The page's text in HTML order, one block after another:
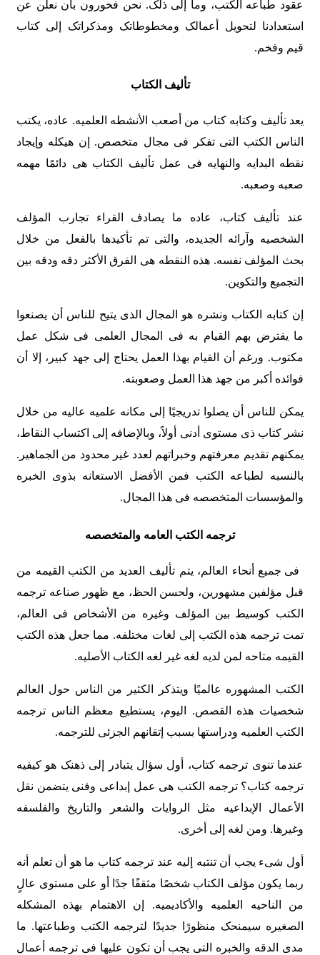
عقود طباعه الکتب، وما إلى ذلک. نحن فخورون بأن نعلن عن
استعدادنا لتحویل أعمالک ومخطوطاتک ومذکراتک إلى کتاب
قیم وفخم.
تألیف الکتاب
یعد تألیف وکتابه کتاب من أصعب الأنشطه العلمیه. عاده، یکتب
الناس الکتب التی تفکر فی مجال متخصص. إن هیکله وإیجاد
نقطه البدایه والنهایه فی عمل تألیف الکتاب هی دائمًا مهمه
صعبه وصعبه.
عند تألیف کتاب، عاده ما یصادف القراء تجارب المؤلف
الشخصیه وآرائه الجدیده، والتی تم تأکیدها بالفعل من خلال
بحث المؤلف نفسه. هذه النقطه هی الفرق الأکثر دقه ودقه بین
التجمیع والتکوین.
إن کتابه الکتاب ونشره هو المجال الذی یتیح للناس أن یصنعوا
ما یفترض بهم القیام به فی المجال العلمی فی شکل عمل
مکتوب. ورغم أن القیام بهذا العمل یحتاج إلى جهد کبیر، إلا أن
فوائده أکبر من جهد هذا العمل وصعوبته.
یمکن للناس أن یصلوا تدریجیًا إلى مکانه علمیه عالیه من خلال
نشر کتاب ذی مستوى أدنى أولاً، وبالإضافه إلى اکتساب النقاط،
یمکنهم تقدیم معرفتهم وخبراتهم لعدد غیر محدود من الجماهیر.
بالنسبه لطباعه الکتب فمن الأفضل الاستعانه بذوی الخبره
والمؤسسات المتخصصه فی هذا المجال.
ترجمه الکتب العامه والمتخصصه
فی جمیع أنحاء العالم، یتم تألیف العدید من الکتب القیمه من
قبل مؤلفین مشهورین، ولحسن الحظ، مع ظهور صناعه ترجمه
الکتب کوسیط بین المؤلف وغیره من الأشخاص فی العالم،
تمت ترجمه هذه الکتب إلى لغات مختلفه. مما جعل هذه الکتب
القیمه متاحه لمن لدیه لغه غیر لغه الکتاب الأصلیه.
الکتب المشهوره عالمیًا ویتذکر الکثیر من الناس حول العالم
شخصیات هذه القصص. الیوم، یستطیع معظم الناس ترجمه
الکتب العلمیه ودراستها بسبب إتقانهم الجزئی للترجمه.
عندما تنوی ترجمه کتاب، أول سؤال یتبادر إلى ذهنک هو کیفیه
ترجمه کتاب؟ ترجمه الکتب هی عمل إبداعی وفنی یتضمن نقل
الأعمال الإبداعیه مثل الروایات والشعر والتاریخ والفلسفه
وغیرها. ومن لغه إلى أخرى.
أول شیء یجب أن تنتبه إلیه عند ترجمه کتاب ما هو أن تعلم أنه
ربما یکون مؤلف الکتاب شخصًا مثقفًا جدًا أو على مستوى عالٍ
من الناحیه العلمیه والأکادیمیه. إن الاهتمام بهذه المشکله
الصغیره سیمنحک منظورًا جدیدًا لترجمه الکتب وطباعتها. ما
مدى الدقه والخبره التی یجب أن تکون علیها فی ترجمه أعمال